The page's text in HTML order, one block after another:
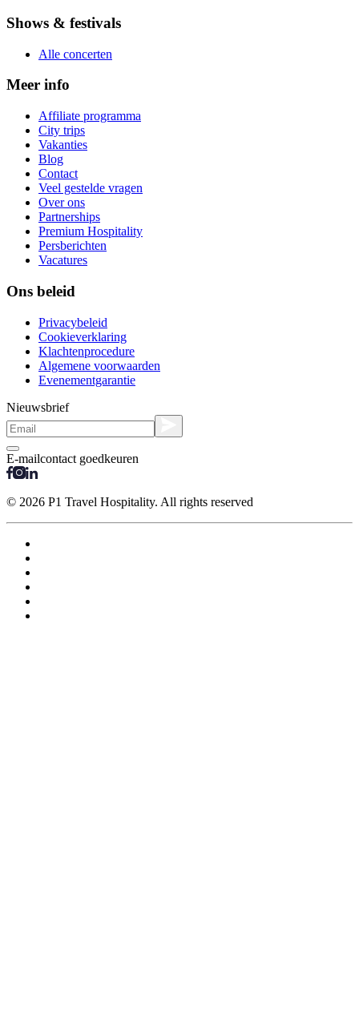
Shows & festivals
Alle concerten
Meer info
Affiliate programma
City trips
Vakanties
Blog
Contact
Veel gestelde vragen
Over ons
Partnerships
Premium Hospitality
Persberichten
Vacatures
Ons beleid
Privacybeleid
Cookieverklaring
Klachtenprocedure
Algemene voorwaarden
Evenementgarantie
Nieuwsbrief
E-mailcontact goedkeuren
© 2026 P1 Travel Hospitality. All rights reserved